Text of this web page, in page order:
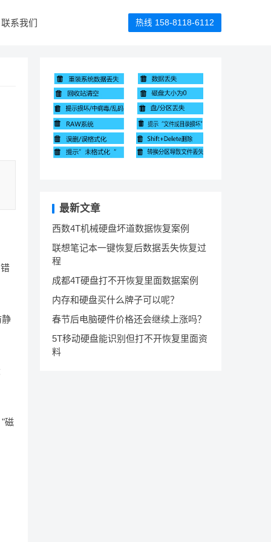
联系我们 热线 158-8118-6112
静
磁
最新文章
西数4T机械硬盘坏道数据恢复案例
联想笔记本一键恢复后数据丢失恢复过
程
成都4T硬盘打不开恢复里面数据案例
内存和硬盘买什么牌子可以呢？
春节后电脑硬件价格还会继续上涨吗？
5T移动硬盘能识别但打不开恢复里面资
料